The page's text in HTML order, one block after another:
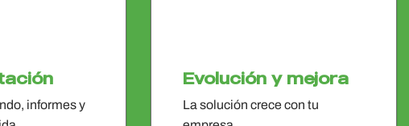
informes y
Evolución y mejora
La solución crece con tu